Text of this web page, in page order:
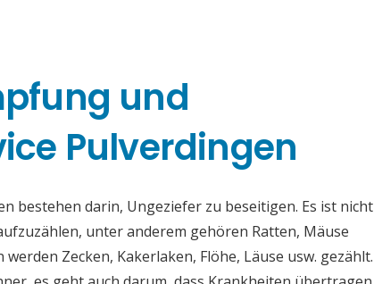
und
Pulverdingen
bestehen darin, Ungeziefer zu beseitigen. Es ist nicht
unter anderem gehören Ratten, Mäuse
Zecken, Kakerlaken, Flöhe, Läuse usw. gezählt.